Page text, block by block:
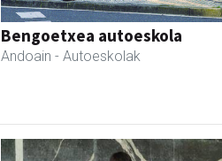
Bengoetxea autoeskola
Andoain - Autoeskolak